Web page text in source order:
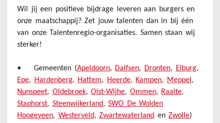
Wil jij een positieve bijdrage leveren aan burgers en
onze maatschappij? Zet jouw talenten dan in bij één
van onze Talentenregio-organisaties. Samen staan wij
sterker!
• Gemeenten (Apeldoorn, Dalfsen, Dronten, Elburg,
Epe, Hardenberg, Hattem, Heerde, Kampen, Meppel ,
Nunspeet, Oldebroek,Olst-Wijhe, Ommen, Raalte,
Staphorst, Steenwijkerland,SWO De Wolden
Hoogeveen, Westerveld,Zwartewaterland enZwolle)